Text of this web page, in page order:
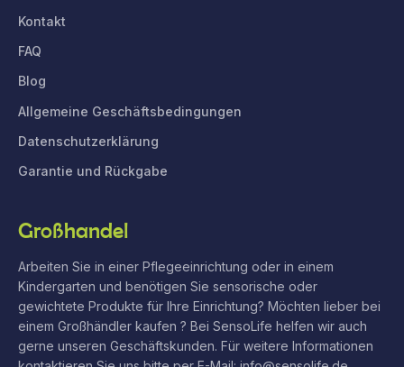
Kontakt
FAQ
Blog
Allgemeine Geschäftsbedingungen
Datenschutzerklärung
Garantie und Rückgabe
Großhandel
Arbeiten Sie in einer Pflegeeinrichtung oder in einem
Kindergarten und benötigen Sie sensorische oder
gewichtete Produkte für Ihre Einrichtung? Möchten lieber bei
einem Großhändler kaufen ? Bei SensoLife helfen wir auch
gerne unseren Geschäftskunden. Für weitere Informationen